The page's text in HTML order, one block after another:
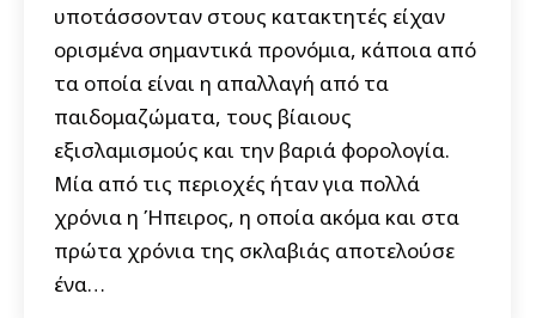
υποτάσσονταν στους κατακτητές είχαν
ορισμένα σημαντικά προνόμια, κάποια από
τα οποία είναι η απαλλαγή από τα
παιδομαζώματα, τους βίαιους
εξισλαμισμούς και την βαριά φορολογία.
Μία από τις περιοχές ήταν για πολλά
χρόνια η Ήπειρος, η οποία ακόμα και στα
πρώτα χρόνια της σκλαβιάς αποτελούσε
ένα…